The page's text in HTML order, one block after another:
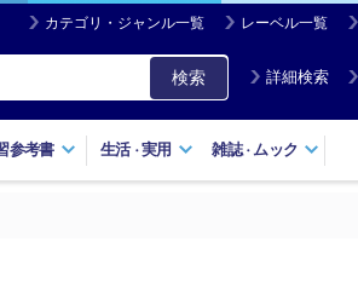
カテゴリ・ジャンル一覧 レーベル一覧
検索 詳細検索
参考書 生活・実用 雑誌・ ムック